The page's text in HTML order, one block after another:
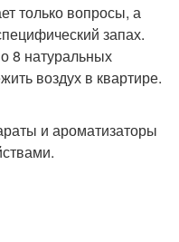
только вопросы, а
запах.
8 натуральных
воздух в квартире.
и ароматизаторы